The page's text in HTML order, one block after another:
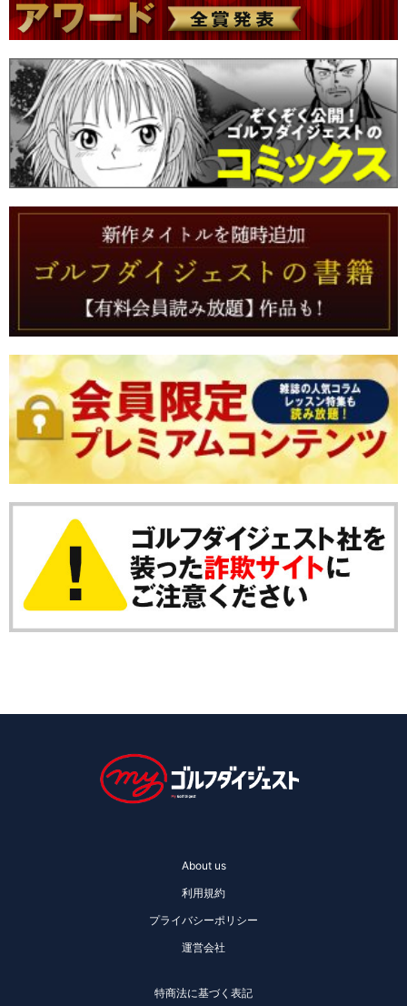
About us
利用規約
プライバシーポリシー
運営会社
特商法に基づく表記